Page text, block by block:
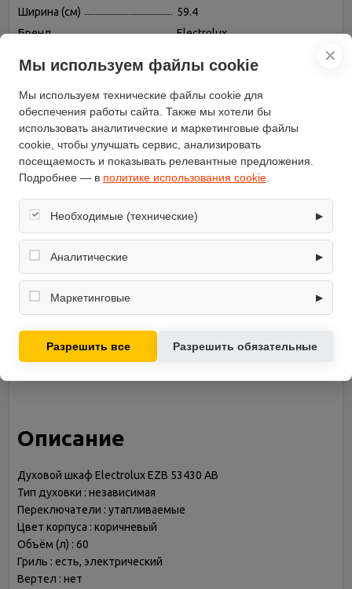
Ширина (см)
59.4
Бренд
Electrolux
Дисплей
есть
Защитное отключение
есть
Переключатели
Конвекция
есть
Гриль
есть, электрический
Часы
электронные
Объём (л)
60
Вертел
Тип духовки
модель
EZB 53430 AB
Описание
Духовой шкаф Electrolux EZB 53430 AB
Тип духовки : независимая
Переключатели : утапливаемые
Цвет корпуса : коричневый
Объём (л) : 60
Гриль : есть, электрический
Вертел : нет
✕
Мы используем файлы cookie
Мы используем технические файлы cookie для
обеспечения работы сайта. Также мы хотели бы
использовать аналитические и маркетинговые файлы
cookie, чтобы улучшать сервис, анализировать
посещаемость и показывать релевантные предложения.
Подробнее — в политике использования cookie
Необходимые (технические) ▶
Обеспечивают корректную работу сайта: оформление
заказа, корзина, вход в личный кабинет. Без них основные
Аналитические ▶
Собирают обезличенную информацию о посещениях и
использовании сайта (например, счётчики аналитики),
Маркетинговые ▶
предложений на основе ваших интересов.
Разрешить все Разрешить обязательные